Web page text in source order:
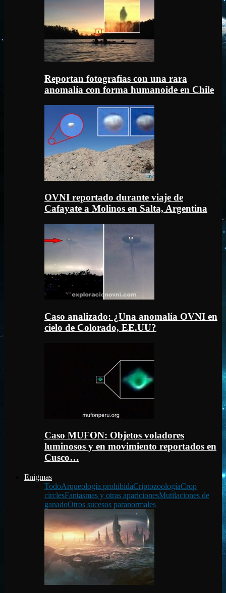
Reportan fotografías con una rara
anomalía con forma humanoide en Chile
OVNI reportado durante viaje de
Cafayate a Molinos en Salta, Argentina
Caso analizado: ¿Una anomalía OVNI en
cielo de Colorado, EE.UU?
Caso MUFON: Objetos voladores
luminosos y en movimiento reportados en
Cusco…
Enigmas
TodoArqueología prohibidaCriptozoologíaCrop
circlesFantasmas y otras aparicionesMutilaciones de
ganadoOtros sucesos paranormales